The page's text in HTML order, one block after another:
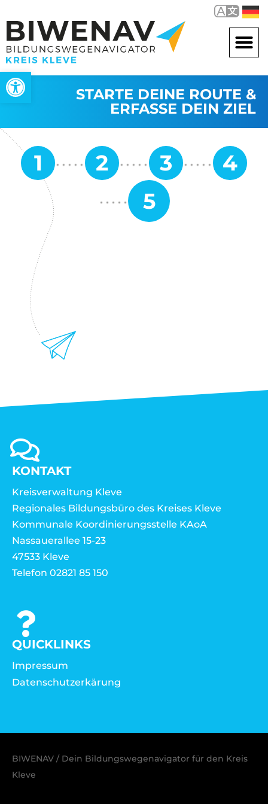
Werkzeugleiste öffnen
STARTE DEINE ROUTE &
ERFASSE DEIN ZIEL
KONTAKT
Kreisverwaltung Kleve
Regionales Bildungsbüro des Kreises Kleve
Kommunale Koordinierungsstelle KAoA
Nassauerallee 15-23
47533 Kleve
Telefon 02821 85 150
QUICKLINKS
Impressum
Datenschutzerkärung
BIWENAV / Dein Bildungswegenavigator für den Kreis
Kleve